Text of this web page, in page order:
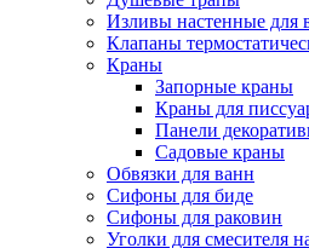
Изливы настенные для
Клапаны
Краны
Запорные краны
Краны для
Панели
Садовые краны
Обвязки для ванн
Сифоны для биде
Сифоны для раковин
Уголки для смесителя